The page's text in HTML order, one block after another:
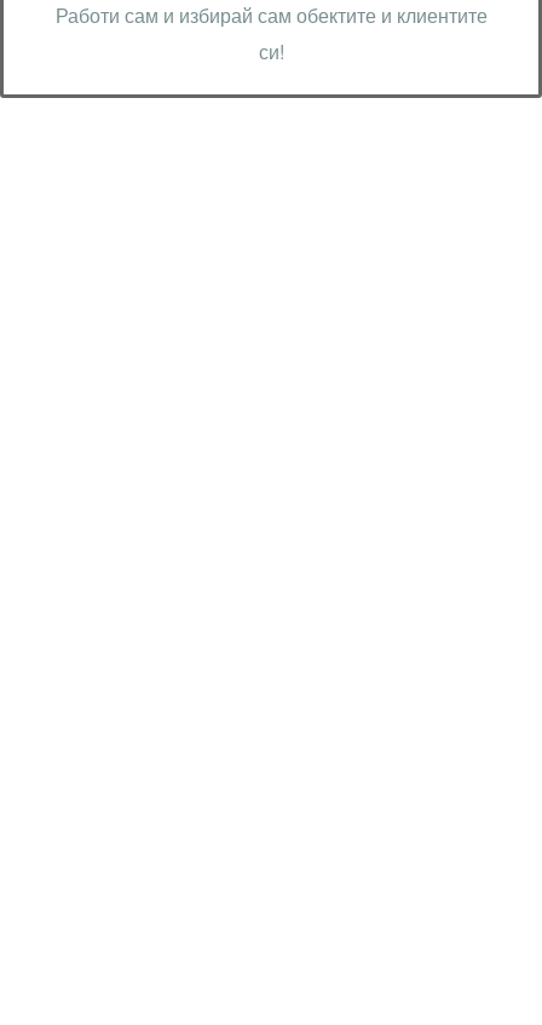
Работи сам и избирай сам обектите и клиентите
си!